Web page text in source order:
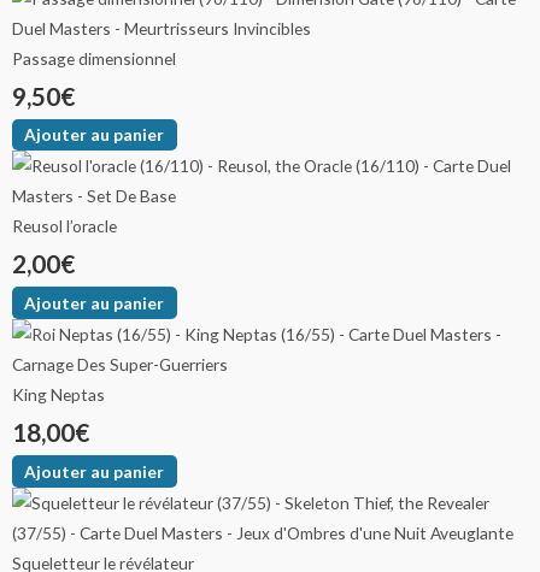
Passage dimensionnel
9,50€
Ajouter au panier
Reusol l’oracle
2,00€
Ajouter au panier
King Neptas
18,00€
Ajouter au panier
Squeletteur le révélateur